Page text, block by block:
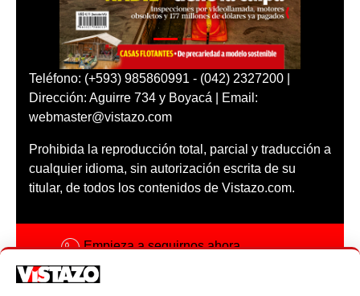
Teléfono: (+593) 985860991 - (042) 2327200 |
Dirección: Aguirre 734 y Boyacá | Email:
webmaster@vistazo.com
Prohibida la reproducción total, parcial y traducción a
cualquier idioma, sin autorización escrita de su
titular, de todos los contenidos de Vistazo.com.
Empieza a seguirnos ahora